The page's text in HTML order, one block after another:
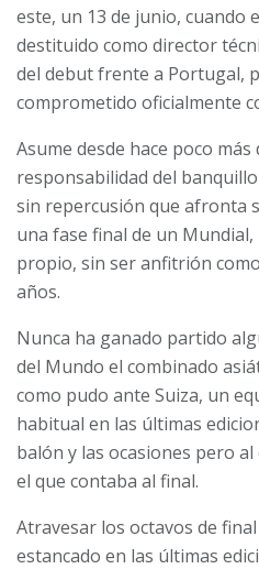
este, un 13 de junio, cuando
destituido como director
del debut frente a Portugal,
comprometido oficialmente
Asume desde hace poco más
responsabilidad del
sin repercusión que afronta
una fase final de un
propio, sin ser anfitrión
años.
Nunca ha ganado partido
del Mundo el combinado
como pudo ante Suiza, un
habitual en las últimas
balón y las ocasiones pero
el que contaba al final.
Atravesar los octavos de
estancado en las últimas